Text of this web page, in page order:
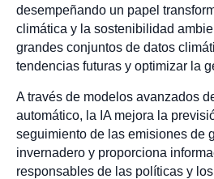
desempeñando un papel
climática y la sostenibilidad
grandes conjuntos de datos
tendencias futuras y optimizar la
A través de modelos avanzados
automático, la IA mejora la
seguimiento de las emisiones de
invernadero y proporciona
responsables de las políticas y